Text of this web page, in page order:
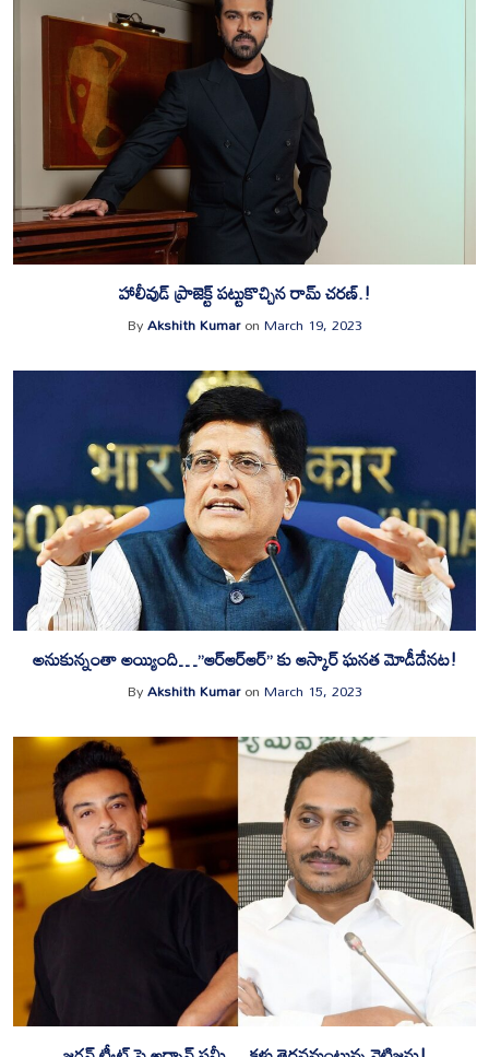
హాలీవుడ్ ప్రాజెక్ట్ పట్టుకొచ్చిన రామ్ చరణ్.!
ByAkshith KumaronMarch 19, 2023
అనుకున్నంతా అయ్యింది…”ఆర్‌ఆర్‌ఆర్” కు ఆస్కార్‌ ఘనత మోడీదేనట!
ByAkshith KumaronMarch 15, 2023